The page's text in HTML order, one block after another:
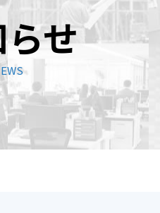
せ